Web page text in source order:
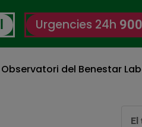
Urgencies 24h
Observatori del Benestar
El